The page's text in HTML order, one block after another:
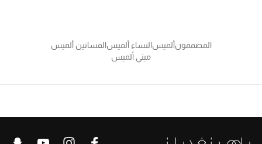
خصومات
المصممونألميسالنساء ألميسالفساتين ألميس
ميني ألميس